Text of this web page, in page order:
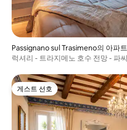
Passignano sul Trasimeno의 아파트
럭셔리 - 트라지메노 호수 전망 - 파
게스트 선호
게스트 선호